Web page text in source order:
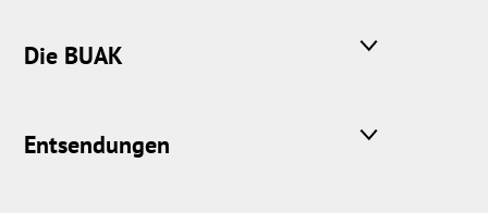
Die BUAK
Entsendungen